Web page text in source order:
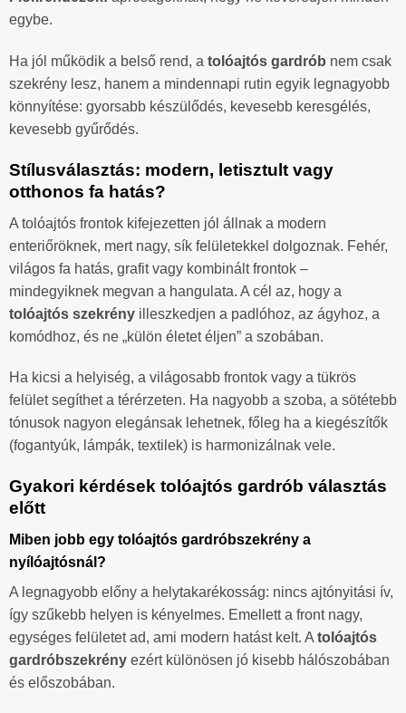
egybe.
Ha jól működik a belső rend, a tolóajtós gardrób nem csak
szekrény lesz, hanem a mindennapi rutin egyik legnagyobb
könnyítése: gyorsabb készülődés, kevesebb keresgélés,
kevesebb gyűrődés.
Stílusválasztás: modern, letisztult vagy
otthonos fa hatás?
A tolóajtós frontok kifejezetten jól állnak a modern
enteriőröknek, mert nagy, sík felületekkel dolgoznak. Fehér,
világos fa hatás, grafit vagy kombinált frontok –
mindegyiknek megvan a hangulata. A cél az, hogy a
tolóajtós szekrény illeszkedjen a padlóhoz, az ágyhoz, a
komódhoz, és ne „külön életet éljen” a szobában.
Ha kicsi a helyiség, a világosabb frontok vagy a tükrös
felület segíthet a térérzeten. Ha nagyobb a szoba, a sötétebb
tónusok nagyon elegánsak lehetnek, főleg ha a kiegészítők
(fogantyúk, lámpák, textilek) is harmonizálnak vele.
Gyakori kérdések tolóajtós gardrób választás
előtt
Miben jobb egy tolóajtós gardróbszekrény a
nyílóajtósnál?
A legnagyobb előny a helytakarékosság: nincs ajtónyitási ív,
így szűkebb helyen is kényelmes. Emellett a front nagy,
egységes felületet ad, ami modern hatást kelt. A tolóajtós
gardróbszekrény ezért különösen jó kisebb hálószobában
és előszobában.